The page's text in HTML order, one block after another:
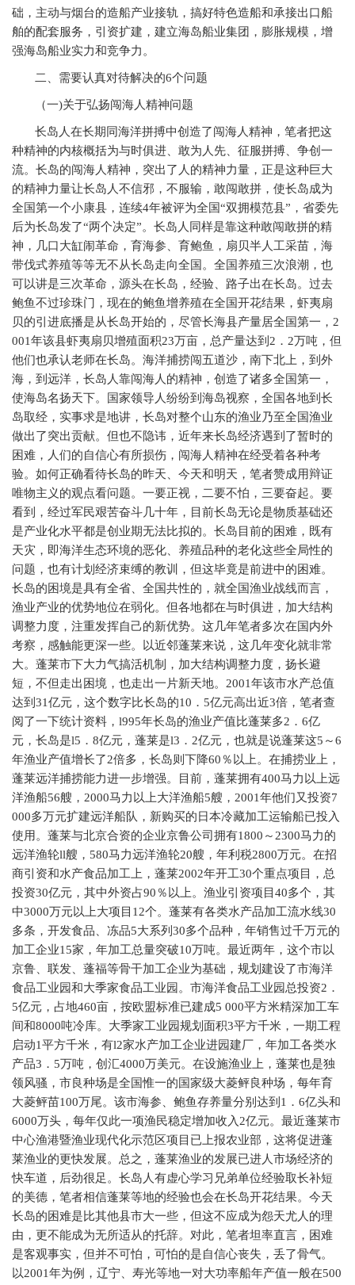
础，主动与烟台的造船产业接轨，搞好特色造船和承接出口船
舶的配套服务，引资扩建，建立海岛船业集团，膨胀规模，增
强海岛船业实力和竞争力。
二、需要认真对待解决的6个问题
（一)关于弘扬闯海人精神问题
长岛人在长期同海洋拼搏中创造了闯海人精神，笔者把这
种精神的内核概括为与时俱进、敢为人先、征服拼搏、争创一
流。长岛的闯海人精神，突出了人的精神力量，正是这种巨大
的精神力量让长岛人不信邪，不服输，敢闯敢拼，使长岛成为
全国第一个小康县，连续4年被评为全国“双拥模范县”，省委先
后为长岛发了“两个决定”。长岛人同样是靠这种敢闯敢拼的精
神，几口大缸闹革命，育海参、育鲍鱼，扇贝半人工采苗，海
带伐式养殖等等无不从长岛走向全国。全国养殖三次浪潮，也
可以讲是三次革命，源头在长岛，经验、路子出在长岛。过去
鲍鱼不过珍珠门，现在的鲍鱼增养殖在全国开花结果，虾夷扇
贝的引进底播是从长岛开始的，尽管长海县产量居全国第一，2
001年该县虾夷扇贝增殖面积23万亩，总产量达到2．2万吨，但
他们也承认老师在长岛。海洋捕捞闯五道沙，南下北上，到外
海，到远洋，长岛人靠闯海人的精神，创造了诸多全国第一，
使海岛名扬天下。国家领导人纷纷到海岛视察，全国各地到长
岛取经，实事求是地讲，长岛对整个山东的渔业乃至全国渔业
做出了突出贡献。但也不隐讳，近年来长岛经济遇到了暂时的
困难，人们的自信心有所损伤，闯海人精神在经受着各种考
验。如何正确看待长岛的昨天、今天和明天，笔者赞成用辩证
唯物主义的观点看问题。一要正视，二要不怕，三要奋起。要
看到，经过军民艰苦奋斗几十年，目前长岛无论是物质基础还
是产业化水平都是创业期无法比拟的。长岛目前的困难，既有
天灾，即海洋生态环境的恶化、养殖品种的老化这些全局性的
问题，也有计划经济束缚的教训，但这毕竟是前进中的困难。
长岛的困境是具有全省、全国共性的，就全国渔业战线而言，
渔业产业的优势地位在弱化。但各地都在与时俱进，加大结构
调整力度，注重发挥自己的新优势。这几年笔者多次在国内外
考察，感触能更深一些。以近邻蓬莱来说，这几年变化就非常
大。蓬莱市下大力气搞活机制，加大结构调整力度，扬长避
短，不但走出困境，也走出一片新天地。2001年该市水产总值
达到31亿元，这个数字比长岛的10．5亿元高出近3倍，笔者查
阅了一下统计资料，l995年长岛的渔业产值比蓬莱多2．6亿
元，长岛是l5．8亿元，蓬莱是l3．2亿元，也就是说蓬莱这5～6
年渔业产值增长了2倍多，长岛则下降60％以上。在捕捞业上，
蓬莱远洋捕捞能力进一步增强。目前，蓬莱拥有400马力以上远
洋渔船56艘，2000马力以上大洋渔船5艘，2001年他们又投资7
000多万元扩建远洋船队，新购买的日本冷藏加工运输船已投入
使用。蓬莱与北京合资的企业京鲁公司拥有1800～2300马力的
远洋渔轮ll艘，580马力远洋渔轮20艘，年利税2800万元。在招
商引资和水产食品加工上，蓬莱2002年开工30个重点项目，总
投资30亿元，其中外资占90％以上。渔业引资项目40多个，其
中3000万元以上大项目12个。蓬莱有各类水产品加工流水线30
多条，开发食品、冻品5大系列30多个品种，年销售过千万元的
加工企业15家，年加工总量突破10万吨。最近两年，这个市以
京鲁、联发、蓬福等骨干加工企业为基础，规划建设了市海洋
食品工业园和大季家食品工业园。市海洋食品工业园总投资2．
5亿元，占地460亩，按欧盟标准已建成5 000平方米精深加工车
间和8000吨冷库。大季家工业园规划面积3平方千米，一期工程
启动1平方千米，有l2家水产加工企业进园建厂，年加工各类水
产品3．5万吨，创汇4000万美元。在设施渔业上，蓬莱也是独
领风骚，市良种场是全国惟一的国家级大菱鲆良种场，每年育
大菱鲆苗100万尾。该市海参、鲍鱼存养量分别达到1．6亿头和
6000万头，每年仅此一项渔民稳定增加收入2亿元。最近蓬莱市
中心渔港暨渔业现代化示范区项目已上报农业部，这将促进蓬
莱渔业的更快发展。总之，蓬莱渔业的发展已进人市场经济的
快车道，后劲很足。长岛人有虚心学习兄弟单位经验取长补短
的美德，笔者相信蓬莱等地的经验也会在长岛开花结果。今天
长岛的困难是比其他县市大一些，但这不应成为怨天尤人的理
由，更不能成为无所适从的托辞。对此，笔者坦率直言，困难
是客观事实，但并不可怕，可怕的是自信心丧失，丢了骨气。
以2001年为例，辽宁、寿光等地一对大功率船年产值一般在500